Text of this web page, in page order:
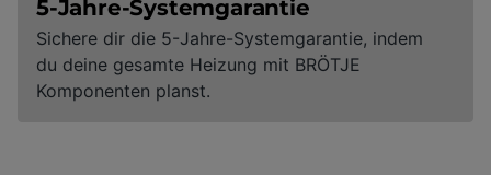
5-Jahre-Systemgarantie
Sichere dir die 5-Jahre-Systemgarantie, indem
du deine gesamte Heizung mit BRÖTJE
Komponenten planst.